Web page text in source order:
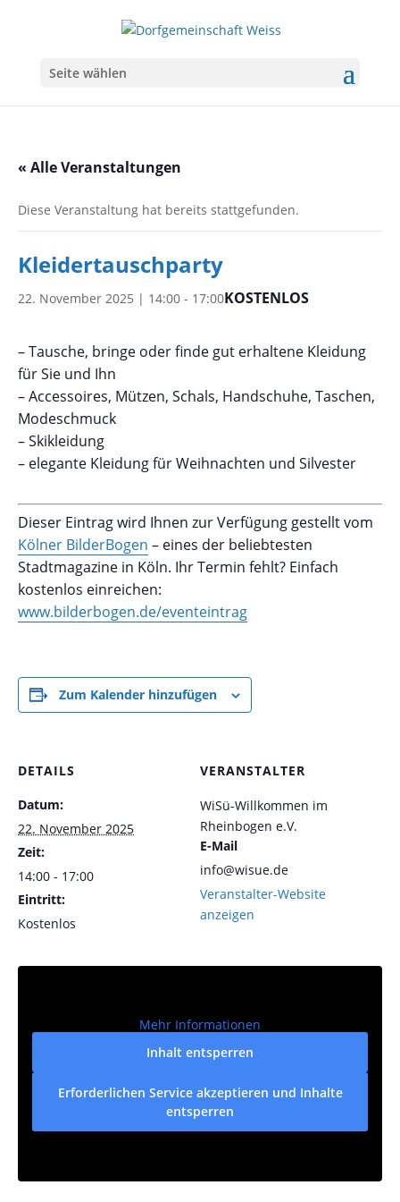
Seite wählen
« Alle Veranstaltungen
Diese Veranstaltung hat bereits stattgefunden.
Kleidertauschparty
22. November 2025 | 14:00 - 17:00KOSTENLOS
– Tausche, bringe oder finde gut erhaltene Kleidung
für Sie und Ihn
– Accessoires, Mützen, Schals, Handschuhe, Taschen,
Modeschmuck
– Skikleidung
– elegante Kleidung für Weihnachten und Silvester
Dieser Eintrag wird Ihnen zur Verfügung gestellt vom
Kölner BilderBogen – eines der beliebtesten
Stadtmagazine in Köln. Ihr Termin fehlt? Einfach
kostenlos einreichen:
www.bilderbogen.de/eventeintrag
Zum Kalender hinzufügen
DETAILS
Datum:
22. November 2025
Zeit:
14:00 - 17:00
Eintritt:
Kostenlos
VERANSTALTER
WiSü-Willkommen im
Rheinbogen e.V.
E-Mail
info@wisue.de
Veranstalter-Website
anzeigen
Mehr Informationen
Inhalt entsperren
Erforderlichen Service akzeptieren und Inhalte
entsperren